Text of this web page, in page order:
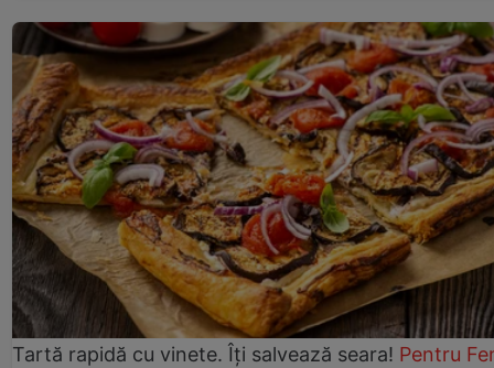
Tartă rapidă cu vinete. Îți salvează seara! Pentru